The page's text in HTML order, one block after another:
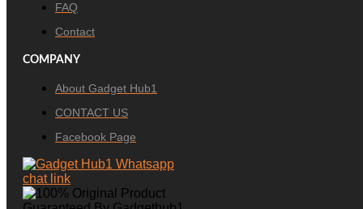
FAQ
Contact
COMPANY
About Gadget Hub1
CONTACT US
Facebook Page